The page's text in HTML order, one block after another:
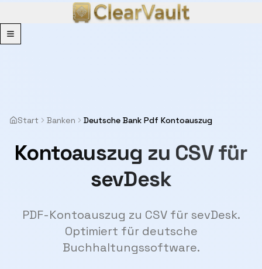
Menu
Start Banken Deutsche Bank Pdf Kontoauszug
Kontoauszug zu CSV für
sevDesk
PDF-Kontoauszug zu CSV für sevDesk.
Optimiert für deutsche
Buchhaltungssoftware.